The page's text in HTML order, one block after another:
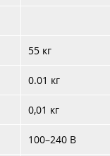
55 кг
0.01 кг
0,01 кг
100–240 В